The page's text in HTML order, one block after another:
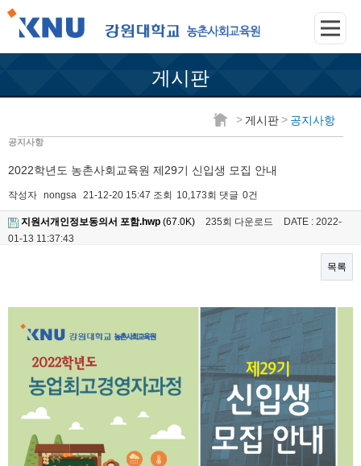
게시판
> 게시판 > 공지사항
공지사항
2022학년도 농촌사회교육원 제29기 신입생 모집 안내
작성자 nongsa 21-12-20 15:47 조회 10,173회 댓글 0건
지원서개인정보동의서 포함.hwp (67.0K) 235회 다운로드
DATE : 2022-
01-13 11:37:43
목록